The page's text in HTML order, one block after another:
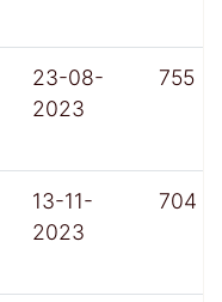
23-08-
2023
755
13-11-
2023
704